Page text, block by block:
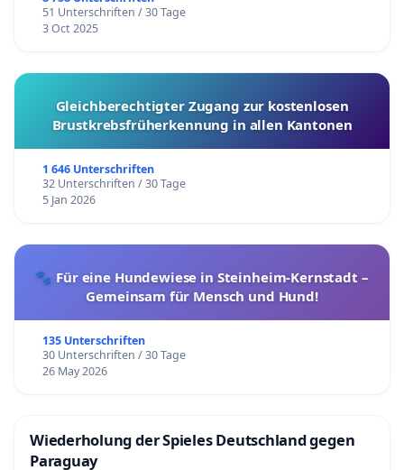
51 Unterschriften / 30 Tage
3 Oct 2025
Gleichberechtigter Zugang zur kostenlosen
Brustkrebsfrüherkennung in allen Kantonen
1 646 Unterschriften
32 Unterschriften / 30 Tage
5 Jan 2026
🐾 Für eine Hundewiese in Steinheim-Kernstadt –
Gemeinsam für Mensch und Hund!
135 Unterschriften
30 Unterschriften / 30 Tage
26 May 2026
Wiederholung der Spieles Deutschland gegen
Paraguay